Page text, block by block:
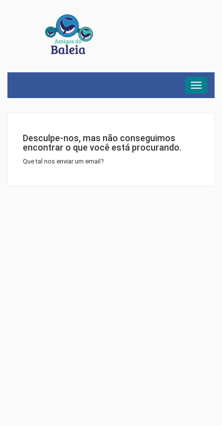
Menu
Desculpe-nos, mas não conseguimos
encontrar o que você está procurando.
Que tal nos enviar um email?